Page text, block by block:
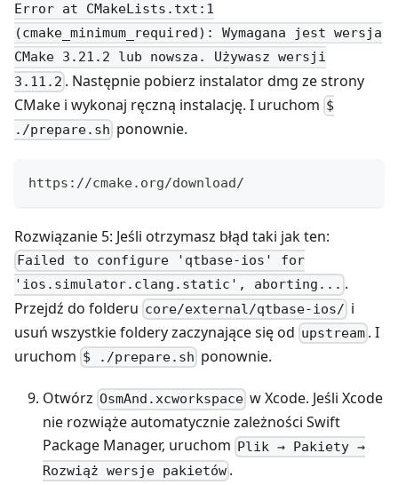
Error at CMakeLists.txt:1
(cmake_minimum_required): Wymagana jest wersja
CMake 3.21.2 lub nowsza. Używasz wersji
3.11.2 . Następnie pobierz instalator dmg ze strony
CMake i wykonaj ręczną instalację. I uruchom $
./prepare.sh ponownie.
https://cmake.org/download/
Rozwiązanie 5: Jeśli otrzymasz błąd taki jak ten:
Failed to configure 'qtbase-ios' for
'ios.simulator.clang.static', aborting... .
Przejdź do folderu core/external/qtbase-ios/ i
usuń wszystkie foldery zaczynające się od upstream . I
uruchom $ ./prepare.sh ponownie.
Otwórz OsmAnd.xcworkspace w Xcode. Jeśli Xcode
nie rozwiąże automatycznie zależności Swift
Package Manager, uruchom Plik → Pakiety →
Rozwiąż wersje pakietów .